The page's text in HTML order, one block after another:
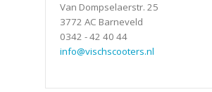
Van Dompselaerstr. 25
3772 AC Barneveld
0342 - 42 40 44
info@vischscooters.nl